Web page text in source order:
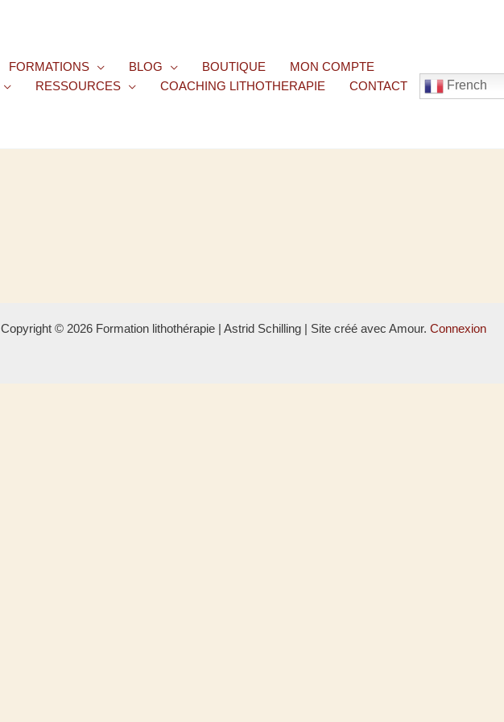
FORMATIONS BLOG BOUTIQUE
MON COMPTE
RESSOURCES COACHING LITHOTHERAPIE CONTACT French
Copyright © 2026 Formation lithothérapie | Astrid Schilling | Site créé avec Amour. Connexion